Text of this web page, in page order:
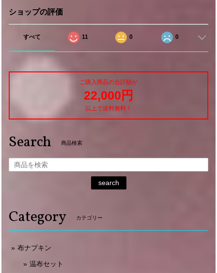
ショップの評価
すべて 11 0 0
ご購入商品の合計額が
22,000円
以上で送料無料！
Search 商品検索
search
Category カテゴリー
布ナプキン
温布セット